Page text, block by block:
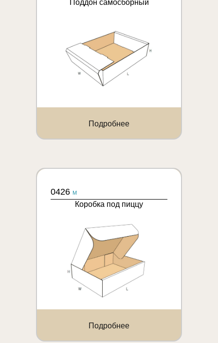
Поддон самосборный
Подробнее
0426 M
Коробка под пиццу
Подробнее